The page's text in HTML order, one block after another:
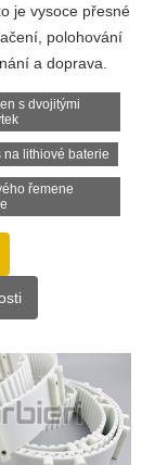
je vysoce přesné
polohování
a doprava.
s dvojitými
na lithiové baterie
řemene